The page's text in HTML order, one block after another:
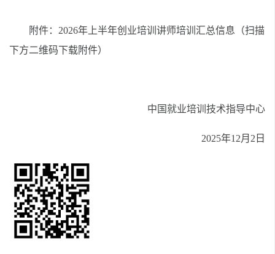
附件：2026年上半年创业培训讲师培训汇总信息（扫描
下方二维码下载附件）
中国就业培训技术指导中心
2025年12月2日